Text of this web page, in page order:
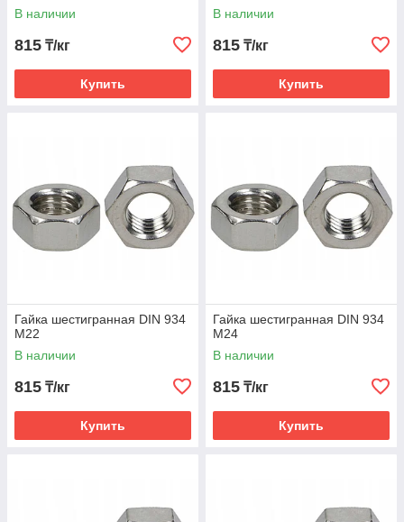
В наличии
815 ₸/кг
Купить
В наличии
815 ₸/кг
Купить
Гайка шестигранная DIN 934
М22
В наличии
815 ₸/кг
Купить
Гайка шестигранная DIN 934
М24
В наличии
815 ₸/кг
Купить